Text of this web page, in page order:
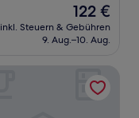
Der
Preis
beträgt
122 €
inkl. Steuern & Gebühren
9. Aug.–10. Aug.